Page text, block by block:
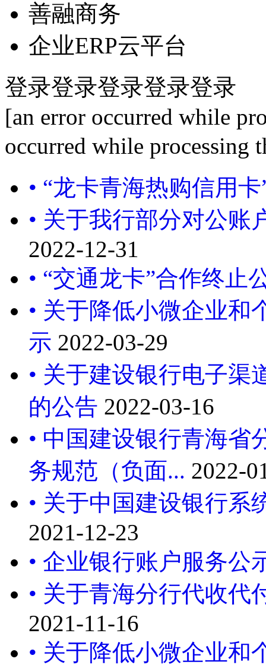
善融商务
企业ERP云平台
登录登录登录登录登录
[an error occurred while
occurred while processing
• “龙卡青海热购信用
• 关于我行部分对公账
2022-12-31
• “交通龙卡”合作终止
• 关于降低小微企业和
示 2022-03-29
• 关于建设银行电子渠
的公告 2022-03-16
• 中国建设银行青海省
务规范（负面... 2022-
• 关于中国建设银行系
2021-12-23
• 企业银行账户服务公
• 关于青海分行代收代
2021-11-16
• 关于降低小微企业和